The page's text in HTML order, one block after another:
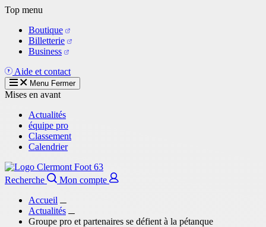
Aller
contenu
principal
Top menu
Boutique
Billetterie
Business
Aide et contact
Menu Fermer
Mises en avant
Actualités
équipe pro
Classement
Calendrier
Recherche
Mon compte
Accueil
Actualités
Groupe pro et partenaires se défient à la pétanque